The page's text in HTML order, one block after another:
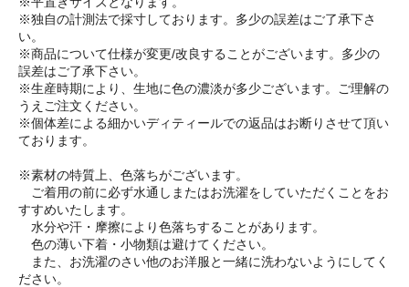
※独自の計測法で採寸しております。多少の誤差はご了承下さ
い。
※商品について仕様が変更/改良することがございます。多少の
誤差はご了承下さい。
※生産時期により、生地に色の濃淡が多少ございます。ご理解の
うえご注文ください。
※個体差による細かいディティールでの返品はお断りさせて頂い
ております。
※素材の特質上、色落ちがございます。
ご着用の前に必ず水通しまたはお洗濯をしていただくことをお
すすめいたします。
水分や汗・摩擦により色落ちすることがあります。
色の薄い下着・小物類は避けてください。
また、お洗濯のさい他のお洋服と一緒に洗わないようにしてく
ださい。